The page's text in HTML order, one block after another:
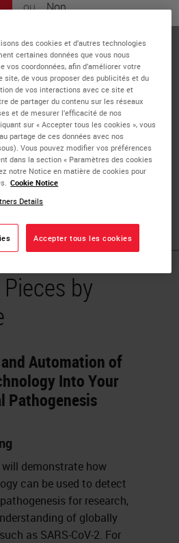
ou Non
Brand
a Field Application Scientist at
since 2017, based in Los
southwest territory. Prior to
been an FAS covering Real
at Thermo Fisher
Before working for the biotech
years in the academic
on a variety of scientific
and troubleshooting a wide
Andrea has a Master’s degree
of Milan in Italy.
by
Automation of
Into Your
Pathogenesis
demonstrate how
can be used to detect
for research,
of globally
as SARS-CoV-2. For
des cookies et d’autres technologies
certaines données que vous nous
vos coordonnées, afin d’améliorer votre
de vous proposer des publicités et du
de vos interactions avec ce site et
de partager du contenu sur les réseaux
et de mesurer l’efficacité de nos
sur « Accepter tous les cookies », vous
partage de ces données avec nos
Vous pouvez modifier vos préférences
dans la section « Paramètres des cookies
notre Notice en matière de cookies pour
Cookie Notice
Details
Accepter tous les cookies